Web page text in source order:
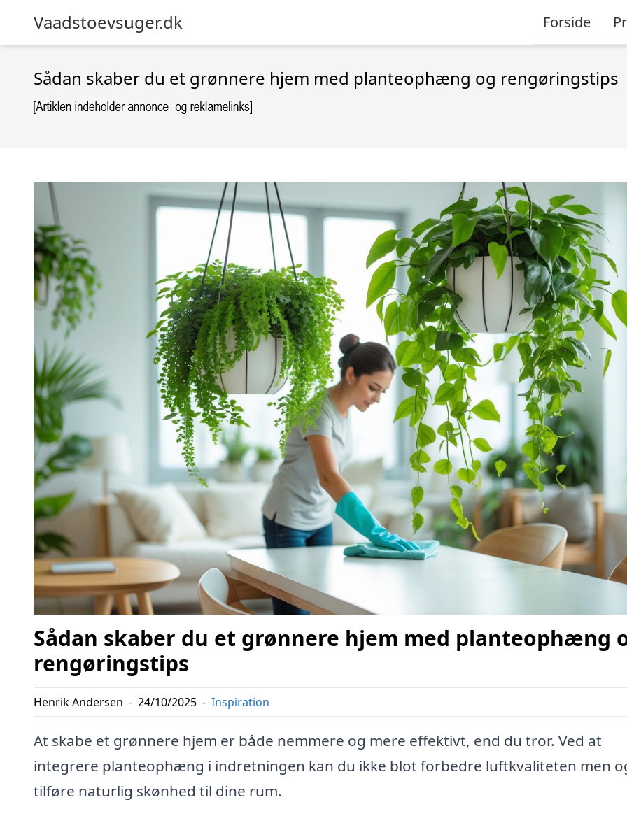
Vaadstoevsuger.dk Forside
Sådan skaber du et grønnere hjem med planteophæng og rengøringstips
Sådan skaber du et grønnere hjem med planteophæng
rengøringstips
Henrik Andersen - 24/10/2025 - Inspiration
At skabe et grønnere hjem er både nemmere og mere effektivt, end du tror. Ved at
integrere planteophæng i indretningen kan du ikke blot forbedre luftkvaliteten men
tilføre naturlig skønhed til dine rum.